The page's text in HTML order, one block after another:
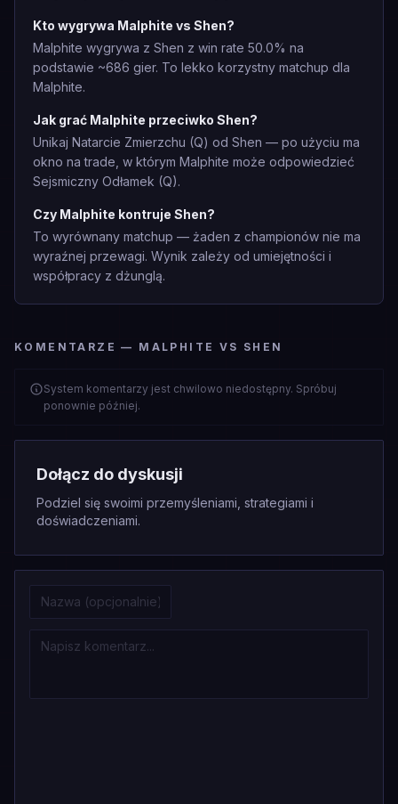
Kto wygrywa Malphite vs Shen?
Malphite wygrywa z Shen z win rate 50.0% na
podstawie ~686 gier. To lekko korzystny matchup dla
Malphite.
Jak grać Malphite przeciwko Shen?
Unikaj Natarcie Zmierzchu (Q) od Shen — po użyciu ma
okno na trade, w którym Malphite może odpowiedzieć
Sejsmiczny Odłamek (Q).
Czy Malphite kontruje Shen?
To wyrównany matchup — żaden z championów nie ma
wyraźnej przewagi. Wynik zależy od umiejętności i
współpracy z dżunglą.
KOMENTARZE — MALPHITE VS SHEN
System komentarzy jest chwilowo niedostępny. Spróbuj
ponownie później.
Dołącz do dyskusji
Podziel się swoimi przemyśleniami, strategiami i
doświadczeniami.